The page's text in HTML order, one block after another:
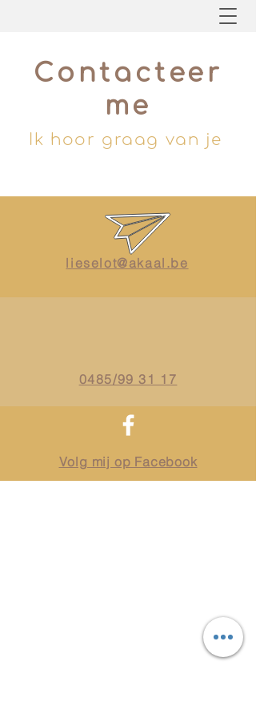
Contacteer
me
Ik hoor graag van je
lieselot@akaal.be
0485/99 31 17
Volg mij op Facebook